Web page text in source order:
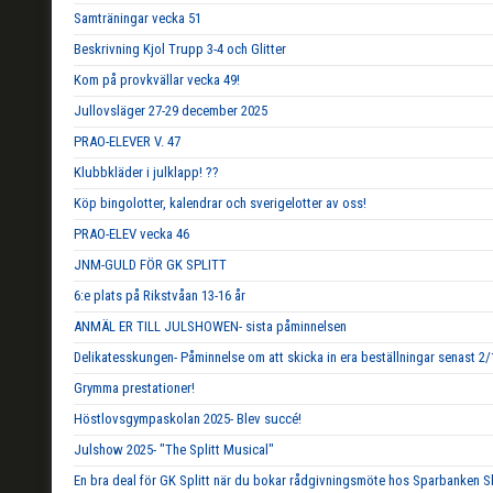
Samträningar vecka 51
Beskrivning Kjol Trupp 3-4 och Glitter
Kom på provkvällar vecka 49!
Jullovsläger 27-29 december 2025
PRAO-ELEVER V. 47
Klubbkläder i julklapp! ??
Köp bingolotter, kalendrar och sverigelotter av oss!
PRAO-ELEV vecka 46
JNM-GULD FÖR GK SPLITT
6:e plats på Rikstvåan 13-16 år
ANMÄL ER TILL JULSHOWEN- sista påminnelsen
Delikatesskungen- Påminnelse om att skicka in era beställningar senast 2/
Grymma prestationer!
Höstlovsgympaskolan 2025- Blev succé!
Julshow 2025- "The Splitt Musical"
En bra deal för GK Splitt när du bokar rådgivningsmöte hos Sparbanken